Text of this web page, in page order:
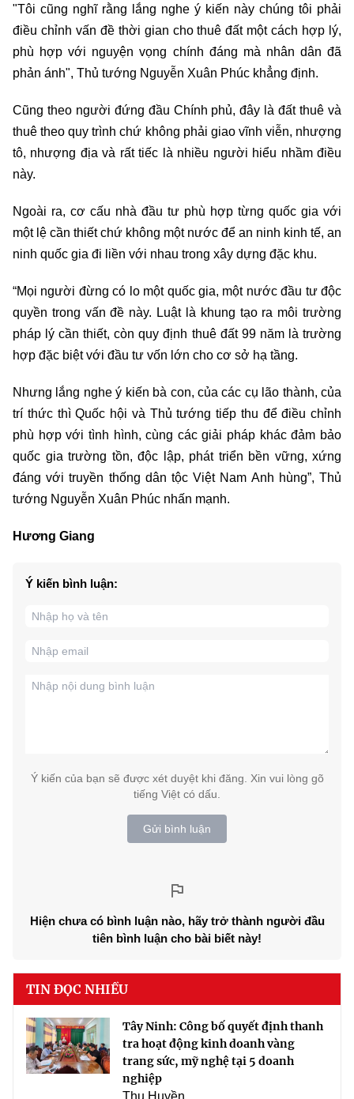
"Tôi cũng nghĩ rằng lắng nghe ý kiến này chúng tôi phải
điều chỉnh vấn đề thời gian cho thuê đất một cách hợp lý,
phù hợp với nguyện vọng chính đáng mà nhân dân đã
phản ánh", Thủ tướng Nguyễn Xuân Phúc khẳng định.
Cũng theo người đứng đầu Chính phủ, đây là đất thuê và
thuê theo quy trình chứ không phải giao vĩnh viễn, nhượng
tô, nhượng địa và rất tiếc là nhiều người hiểu nhầm điều
này.
Ngoài ra, cơ cấu nhà đầu tư phù hợp từng quốc gia với
một lệ cần thiết chứ không một nước để an ninh kinh tế, an
ninh quốc gia đi liền với nhau trong xây dựng đặc khu.
“Mọi người đừng có lo một quốc gia, một nước đầu tư độc
quyền trong vấn đề này. Luật là khung tạo ra môi trường
pháp lý cần thiết, còn quy định thuê đất 99 năm là trường
hợp đặc biệt với đầu tư vốn lớn cho cơ sở hạ tầng.
Nhưng lắng nghe ý kiến bà con, của các cụ lão thành, của
trí thức thì Quốc hội và Thủ tướng tiếp thu để điều chỉnh
phù hợp với tình hình, cùng các giải pháp khác đảm bảo
quốc gia trường tồn, độc lập, phát triển bền vững, xứng
đáng với truyền thống dân tộc Việt Nam Anh hùng”, Thủ
tướng Nguyễn Xuân Phúc nhấn mạnh.
Hương Giang
Ý kiến bình luận:
Ý kiến của bạn sẽ được xét duyệt khi đăng. Xin vui lòng gõ
tiếng Việt có dấu.
Gửi bình luận
Hiện chưa có bình luận nào, hãy trở thành người đầu
tiên bình luận cho bài biết này!
TIN ĐỌC NHIỀU
Tây Ninh: Công bố quyết định thanh
tra hoạt động kinh doanh vàng
trang sức, mỹ nghệ tại 5 doanh
nghiệp
Thu Huyền